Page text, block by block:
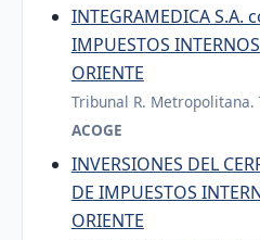
INTEGRAMEDICA S.A.
IMPUESTOS
ORIENTE
Tribunal R. Metropolitana.
ACOGE
INVERSIONES DEL
DE IMPUESTOS
ORIENTE